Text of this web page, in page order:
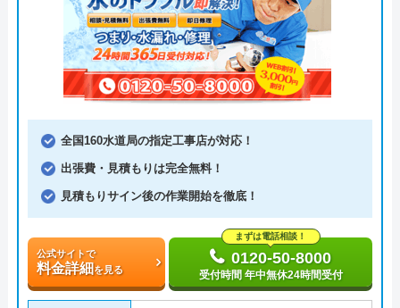
全国160水道局の指定工事店が対応！
出張費・見積もりは完全無料！
見積もりサイン後の作業開始を徹底！
公式サイトで
料金詳細を見る
まずは電話相談！
0120-50-8000
受付時間 年中無休24時間受付